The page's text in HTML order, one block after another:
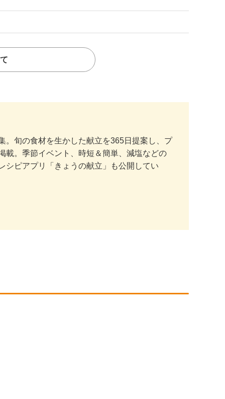
。旬の食材を生かした献立を365日提案し、プ
載。季節イベント、時短＆簡単、減塩などの
シピアプリ「きょうの献立」も公開してい